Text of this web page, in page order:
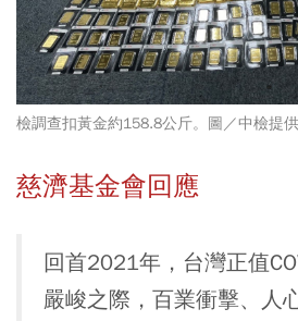
檢調查扣黃金約158.8公斤。圖／中檢提供
慈濟基金會回應
回首2021年，台灣正值
嚴峻之際，百業衝擊、人